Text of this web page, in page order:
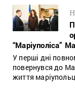
“Маріуполіса”
У перші дні
повернувся до
життя